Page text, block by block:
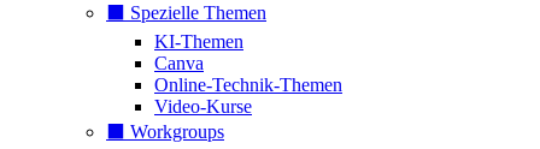
⬛️ Spezielle Themen
KI-Themen
Canva
Online-Technik-Themen
Video-Kurse
⬛️ Workgroups